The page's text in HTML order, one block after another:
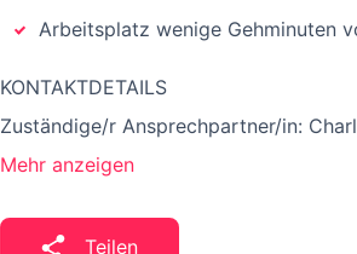
Arbeitsplatz wenige Gehminuten
KONTAKTDETAILS
Zuständige/r Ansprechpartner/in:
Mehr anzeigen
Teilen